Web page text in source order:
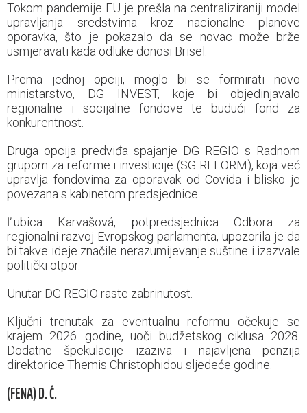
Tokom pandemije EU je prešla na centraliziraniji model
upravljanja sredstvima kroz nacionalne planove
oporavka, što je pokazalo da se novac može brže
usmjeravati kada odluke donosi Brisel.
Prema jednoj opciji, moglo bi se formirati novo
ministarstvo, DG INVEST, koje bi objedinjavalo
regionalne i socijalne fondove te budući fond za
konkurentnost.
Druga opcija predviđa spajanje DG REGIO s Radnom
grupom za reforme i investicije (SG REFORM), koja već
upravlja fondovima za oporavak od Covida i blisko je
povezana s kabinetom predsjednice.
Ľubica Karvašová, potpredsjednica Odbora za
regionalni razvoj Evropskog parlamenta, upozorila je da
bi takve ideje značile nerazumijevanje suštine i izazvale
politički otpor.
Unutar DG REGIO raste zabrinutost.
Ključni trenutak za eventualnu reformu očekuje se
krajem 2026. godine, uoči budžetskog ciklusa 2028.
Dodatne špekulacije izaziva i najavljena penzija
direktorice Themis Christophidou sljedeće godine.
(FENA) D. Ć.